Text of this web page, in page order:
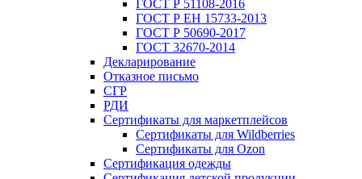
ГОСТ Р 51108-2016
ГОСТ Р ЕН 15733-2013
ГОСТ Р 50690-2017
ГОСТ 32670-2014
Декларирование
Отказное письмо
СГР
РДИ
Сертификаты для маркетплейсов
Сертификаты для Wildberries
Сертификаты для Ozon
Сертификация одежды